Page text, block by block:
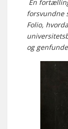
En
forsvundne
Folio,
og